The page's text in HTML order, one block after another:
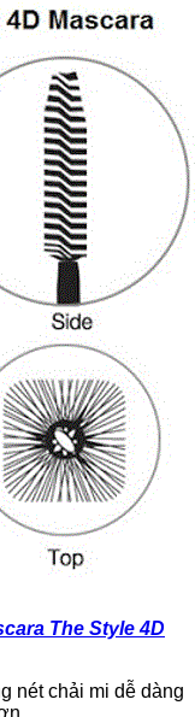
The Style 4D
nét chải mi dễ dàng